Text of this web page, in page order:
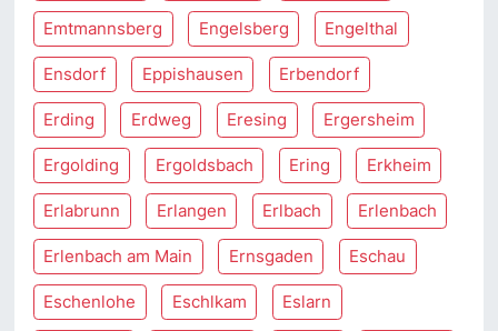
Emtmannsberg Engelsberg Engelthal
Ensdorf Eppishausen Erbendorf
Erding Erdweg Eresing Ergersheim
Ergolding Ergoldsbach Ering Erkheim
Erlabrunn Erlangen Erlbach Erlenbach
Erlenbach am Main Ernsgaden Eschau
Eschenlohe Eschlkam Eslarn